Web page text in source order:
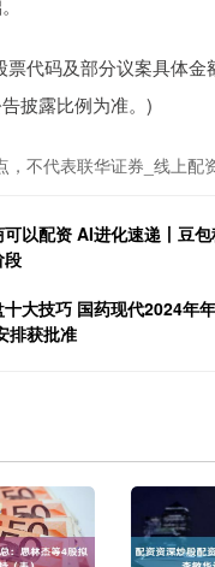
票代码及部分议案具体金
披露比例为准。)
，不代表联华证券_线上配
以配资 AI进化速递丨豆
段
大技巧 国药现代2024年
排获批准